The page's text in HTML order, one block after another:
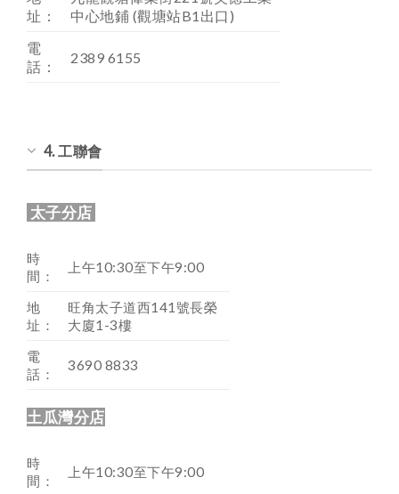
址：
中心地鋪 (觀塘站B1出口)
電
話：
2389 6155
4. 工聯會
太子分店
時
間：
上午10:30至下午9:00
地
址：
旺角太子道西141號長榮
大廈1-3樓
電
話：
3690 8833
土瓜灣分店
時
間：
上午10:30至下午9:00